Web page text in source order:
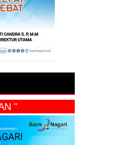
" IKLAN "